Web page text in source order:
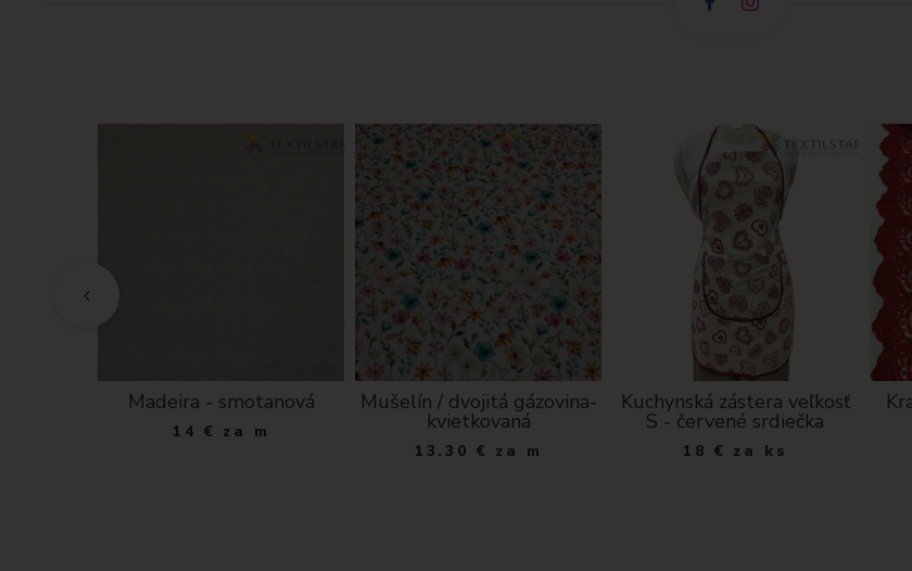
Madeira - smotanová
14 € za m
Mušelín / dvojitá gázovina-
kvietkovaná
13.30 € za m
Kuchynská zástera veľkosť
S - červené srdiečka
18 € za ks